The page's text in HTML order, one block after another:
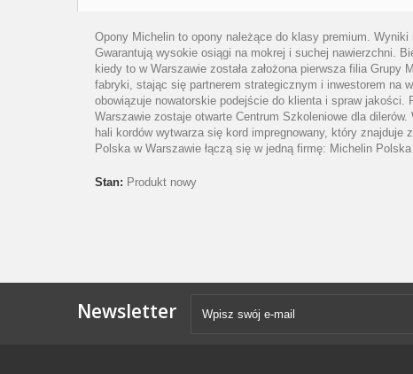
Opony Michelin to opony należące do klasy premium.
Gwarantują wysokie osiągi na mokrej i suchej nawierzchni.
kiedy to w Warszawie została założona pierwsza filia
fabryki, stając się partnerem strategicznym i inwestorem na
obowiązuje nowatorskie podejście do klienta i spraw jakości.
Warszawie zostaje otwarte Centrum Szkoleniowe dla
hali kordów wytwarza się kord impregnowany, który
Polska w Warszawie łączą się w jedną firmę: Michelin
Stan: Produkt nowy
Newsletter